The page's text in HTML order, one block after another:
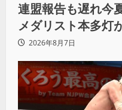
連盟報告も遅れ今
メダリスト本多灯
2026年8月7日